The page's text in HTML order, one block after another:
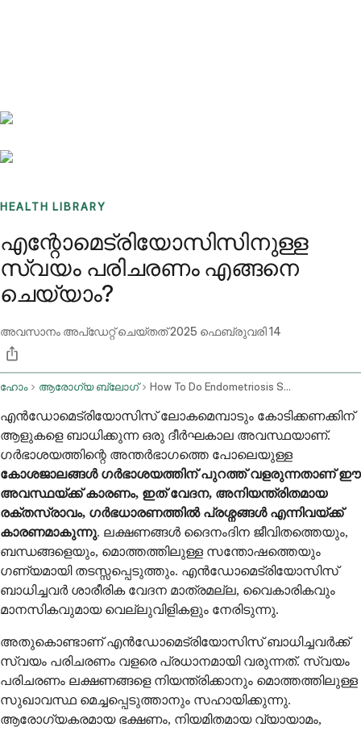
HEALTH LIBRARY
എന്റോമെട്രിയോസിസിനുള്ള
സ്വയം പരിചരണം എങ്ങനെ
ചെയ്യാം?
അവസാനം അപ്ഡേറ്റ് ചെയ്തത്2025 ഫെബ്രുവരി 14
ഹോം ആരോഗ്യ ബ്ലോഗ് How To Do Endometriosis Self Care
എൻഡോമെട്രിയോസിസ് ലോകമെമ്പാടും കോടിക്കണക്കിന്
ആളുകളെ ബാധിക്കുന്ന ഒരു ദീർഘകാല അവസ്ഥയാണ്.
ഗർഭാശയത്തിന്റെ അന്തർഭാഗത്തെ പോലെയുള്ള
കോശജാലങ്ങൾ ഗർഭാശയത്തിന് പുറത്ത് വളരുന്നതാണ് ഈ
അവസ്ഥയ്ക്ക് കാരണം, ഇത് വേദന, അനിയന്ത്രിതമായ
രക്തസ്രാവം, ഗർഭധാരണത്തിൽ പ്രശ്നങ്ങൾ എന്നിവയ്ക്ക്
കാരണമാകുന്നു. ലക്ഷണങ്ങൾ ദൈനംദിന ജീവിതത്തെയും,
ബന്ധങ്ങളെയും, മൊത്തത്തിലുള്ള സന്തോഷത്തെയും
ഗണ്യമായി തടസ്സപ്പെടുത്തും. എൻഡോമെട്രിയോസിസ്
ബാധിച്ചവർ ശാരീരിക വേദന മാത്രമല്ല, വൈകാരികവും
മാനസികവുമായ വെല്ലുവിളികളും നേരിടുന്നു.
അതുകൊണ്ടാണ് എൻഡോമെട്രിയോസിസ് ബാധിച്ചവർക്ക്
സ്വയം പരിചരണം വളരെ പ്രധാനമായി വരുന്നത്. സ്വയം
പരിചരണം ലക്ഷണങ്ങളെ നിയന്ത്രിക്കാനും മൊത്തത്തിലുള്ള
സുഖാവസ്ഥ മെച്ചപ്പെടുത്താനും സഹായിക്കുന്നു.
ആരോഗ്യകരമായ ഭക്ഷണം, നിയമിതമായ വ്യായാമം,